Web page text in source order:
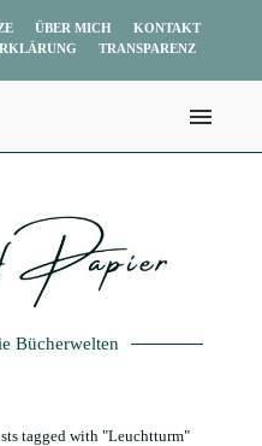
ÜBER MICH
KONTAKT
TRANSPARENZ
Bücherwelten
tagged with "Leuchtturm"